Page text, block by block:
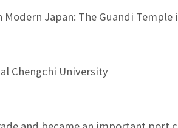
Japan: The Guandi Temple
Chengchi University